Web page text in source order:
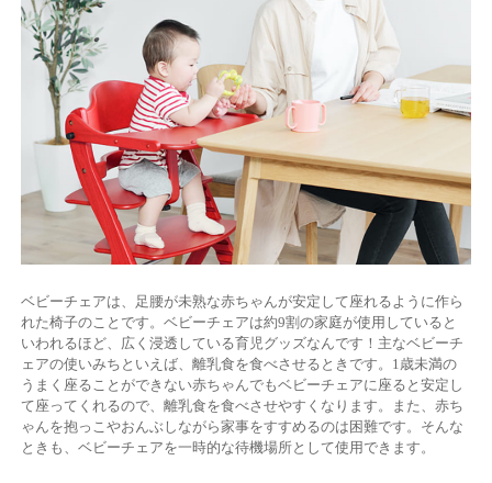
ベビーチェアは、足腰が未熟な赤ちゃんが安定して座れるように作ら
れた椅子のことです。ベビーチェアは約9割の家庭が使用していると
いわれるほど、広く浸透している育児グッズなんです！主なベビーチ
ェアの使いみちといえば、離乳食を食べさせるときです。1歳未満の
うまく座ることができない赤ちゃんでもベビーチェアに座ると安定し
て座ってくれるので、離乳食を食べさせやすくなります。また、赤ち
ゃんを抱っこやおんぶしながら家事をすすめるのは困難です。そんな
ときも、ベビーチェアを一時的な待機場所として使用できます。